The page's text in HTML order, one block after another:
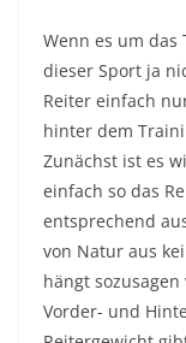
Wenn es um das
dieser Sport ja
Reiter einfach
hinter dem
Zunächst ist es
einfach so das
entsprechend
von Natur aus
hängt
Vorder- und